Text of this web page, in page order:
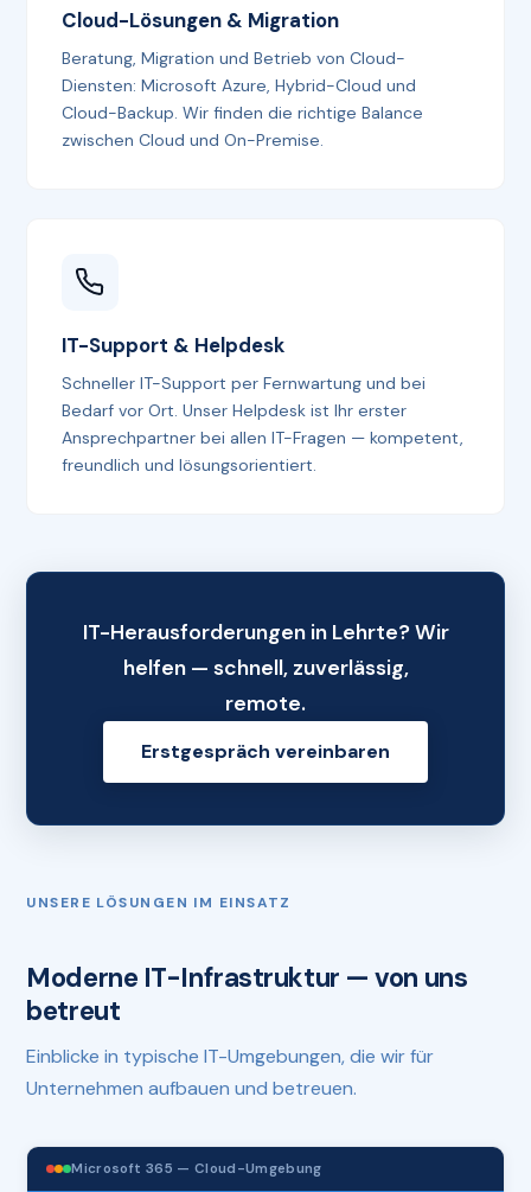
Cloud-Lösungen & Migration
Beratung, Migration und Betrieb von Cloud-
Diensten: Microsoft Azure, Hybrid-Cloud und
Cloud-Backup. Wir finden die richtige Balance
zwischen Cloud und On-Premise.
IT-Support & Helpdesk
Schneller IT-Support per Fernwartung und bei
Bedarf vor Ort. Unser Helpdesk ist Ihr erster
Ansprechpartner bei allen IT-Fragen — kompetent,
freundlich und lösungsorientiert.
IT-Herausforderungen in Lehrte? Wir
helfen — schnell, zuverlässig,
remote.
Erstgespräch vereinbaren
UNSERE LÖSUNGEN IM EINSATZ
Moderne IT-Infrastruktur — von uns
betreut
Einblicke in typische IT-Umgebungen, die wir für
Unternehmen aufbauen und betreuen.
Microsoft 365 — Cloud-Umgebung